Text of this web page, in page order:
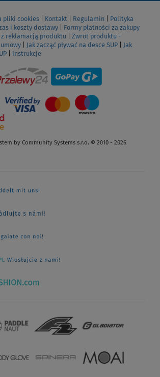
pliki cookies Kontakt Regulamin
Polityka
i koszty dostawy
Formy płatności za zakupy
z reklamacją produktu
Zwrot produktu -
Jak zacząć pływać na desce SUP
Jak
Instrukcje
by Community Systems s.r.o. © 2010 - 2026